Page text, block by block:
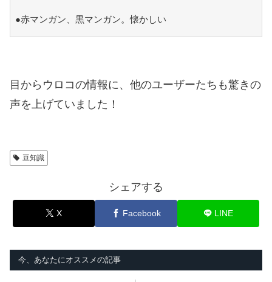
●赤マンガン、黒マンガン。懐かしい
目からウロコの情報に、他のユーザーたちも驚きの
声を上げていました！
豆知識
シェアする
X Facebook LINE
今、あなたにオススメの記事